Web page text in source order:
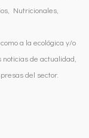
Nutricionales,
a la ecológica y/o
de actualidad,
del sector.